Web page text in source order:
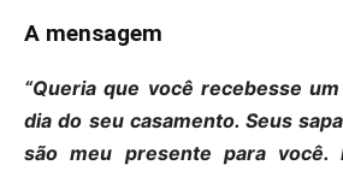
A mensagem
“Queria que você recebesse
dia do seu casamento. Seus
são meu presente para você.